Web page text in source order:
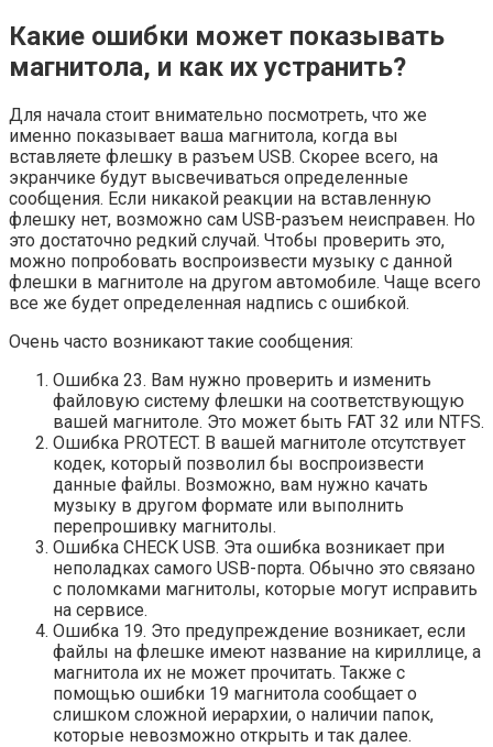
Какие ошибки может показывать
магнитола, и как их устранить?
Для начала стоит внимательно посмотреть, что же
именно показывает ваша магнитола, когда вы
вставляете флешку в разъем USB. Скорее всего, на
экранчике будут высвечиваться определенные
сообщения. Если никакой реакции на вставленную
флешку нет, возможно сам USB-разъем неисправен. Но
это достаточно редкий случай. Чтобы проверить это,
можно попробовать воспроизвести музыку с данной
флешки в магнитоле на другом автомобиле. Чаще всего
все же будет определенная надпись с ошибкой.
Очень часто возникают такие сообщения:
Ошибка 23. Вам нужно проверить и изменить
файловую систему флешки на соответствующую
вашей магнитоле. Это может быть FAT 32 или NTFS.
Ошибка PROTECT. В вашей магнитоле отсутствует
кодек, который позволил бы воспроизвести
данные файлы. Возможно, вам нужно качать
музыку в другом формате или выполнить
перепрошивку магнитолы.
Ошибка CHECK USB. Эта ошибка возникает при
неполадках самого USB-порта. Обычно это связано
с поломками магнитолы, которые могут исправить
на сервисе.
Ошибка 19. Это предупреждение возникает, если
файлы на флешке имеют название на кириллице, а
магнитола их не может прочитать. Также с
помощью ошибки 19 магнитола сообщает о
слишком сложной иерархии, о наличии папок,
которые невозможно открыть и так далее.